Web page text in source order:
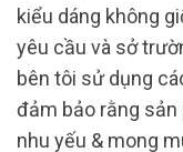
kiểu dáng không
yêu cầu và sở
bên tôi sử dụng
đảm bảo rằng
nhu yếu & mong